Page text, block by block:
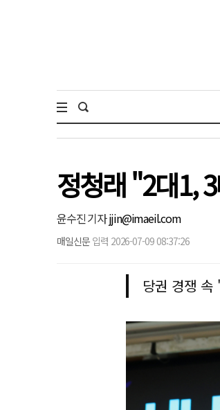
정청래 "2대1,
윤수진 기자jjin@imaeil.com
매일신문 입력 2026-07-09 08:37:26
당권 경쟁